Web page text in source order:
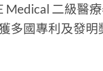
Medical 二級醫
多國專利及發明